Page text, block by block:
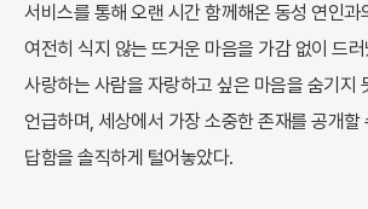
서비스를 통해 오랜 시간 함께해온 동성 연인과
여전히 식지 않는 뜨거운 마음을 가감 없이 드
사랑하는 사람을 자랑하고 싶은 마음을 숨기지
언급하며, 세상에서 가장 소중한 존재를 공개할
답함을 솔직하게 털어놓았다.